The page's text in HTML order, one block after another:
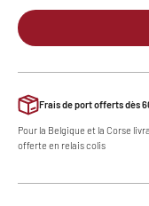
Frais de port offerts dès
Pour la Belgique et la Corse
offerte en relais colis